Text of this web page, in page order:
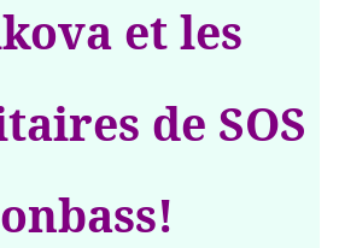
et les
de SOS